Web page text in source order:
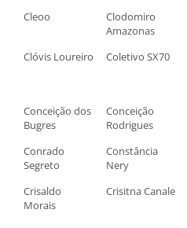
Cleoo
Clodomiro
Amazonas
Clóvis Loureiro
Coletivo SX70
Conceição dos
Bugres
Conceição
Rodrigues
Conrado
Segreto
Constância
Nery
Crisaldo
Morais
Crisitna Canale